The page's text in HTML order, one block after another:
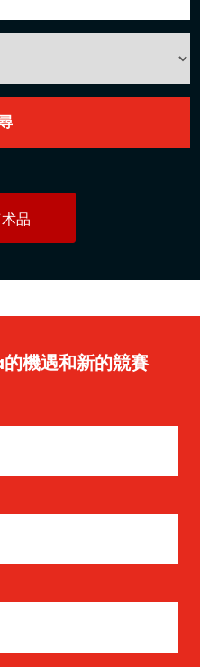
品
機遇和新的競賽